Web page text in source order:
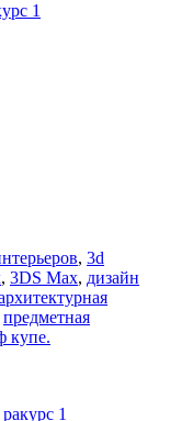
1
, 3d
, 3DS Max, дизайн
предметная
купе.